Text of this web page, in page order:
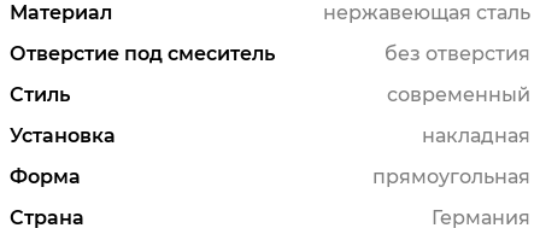
Материал
нержавеющая сталь
Отверстие под смеситель
без отверстия
Стиль
современный
Установка
накладная
Форма
прямоугольная
Страна
Германия